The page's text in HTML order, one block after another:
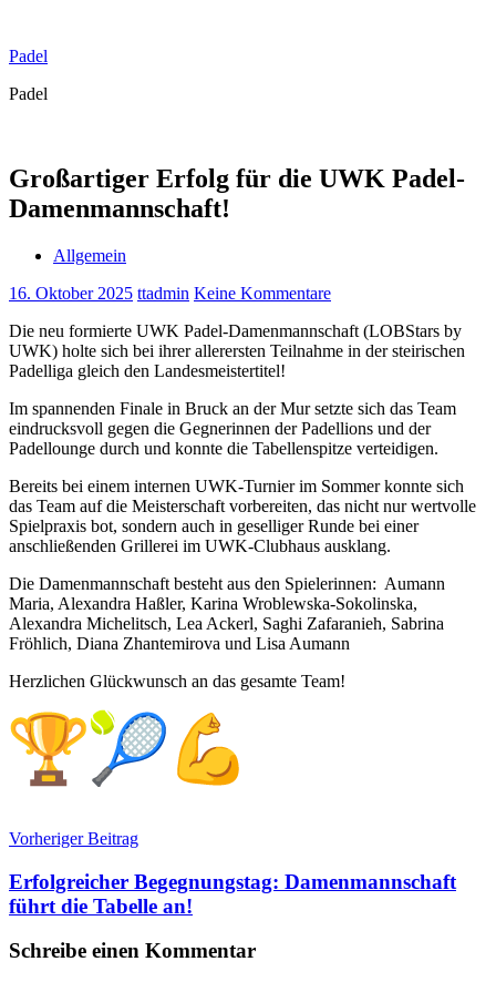
springen
Padel
Padel
Großartiger Erfolg für die UWK Padel-
Damenmannschaft!
Allgemein
16. Oktober 2025 ttadmin Keine Kommentare
Die neu formierte UWK Padel-Damenmannschaft (LOBStars by
UWK) holte sich bei ihrer allerersten Teilnahme in der steirischen
Padelliga gleich den Landesmeistertitel!
Im spannenden Finale in Bruck an der Mur setzte sich das Team
eindrucksvoll gegen die Gegnerinnen der Padellions und der
Padellounge durch und konnte die Tabellenspitze verteidigen.
Bereits bei einem internen UWK-Turnier im Sommer konnte sich
das Team auf die Meisterschaft vorbereiten, das nicht nur wertvolle
Spielpraxis bot, sondern auch in geselliger Runde bei einer
anschließenden Grillerei im UWK-Clubhaus ausklang.
Die Damenmannschaft besteht aus den Spielerinnen: Aumann
Maria, Alexandra Haßler, Karina Wroblewska-Sokolinska,
Alexandra Michelitsch, Lea Ackerl, Saghi Zafaranieh, Sabrina
Fröhlich, Diana Zhantemirova und Lisa Aumann
Herzlichen Glückwunsch an das gesamte Team!
Beitragsnavigation
Vorheriger Beitrag
Erfolgreicher Begegnungstag: Damenmannschaft
führt die Tabelle an!
Schreibe einen Kommentar